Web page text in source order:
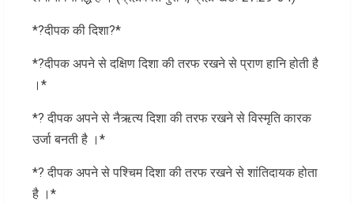
*?दीपक की दिशा?*
*?दीपक अपने से दक्षिण दिशा की तरफ रखने से प्राण हानि होती है
।*
*? दीपक अपने से नैऋत्य दिशा की तरफ रखने से विस्मृति कारक
उर्जा बनती है ।*
*? दीपक अपने से पश्चिम दिशा की तरफ रखने से शांतिदायक होता
है ।*